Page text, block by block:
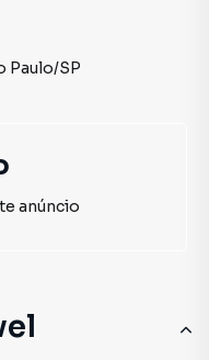
Paulo/SP
anúncio